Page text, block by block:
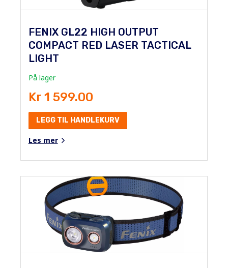
FENIX GL22 HIGH OUTPUT
COMPACT RED LASER TACTICAL
LIGHT
På lager
Kr 1 599.00
LEGG TIL HANDLEKURV
Les mer